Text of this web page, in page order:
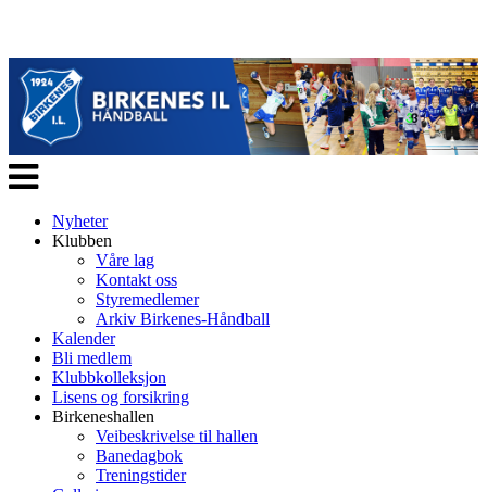
Veksle
navigasjon
Nyheter
Klubben
Våre lag
Kontakt oss
Styremedlemer
Arkiv Birkenes-Håndball
Kalender
Bli medlem
Klubbkolleksjon
Lisens og forsikring
Birkeneshallen
Veibeskrivelse til hallen
Banedagbok
Treningstider